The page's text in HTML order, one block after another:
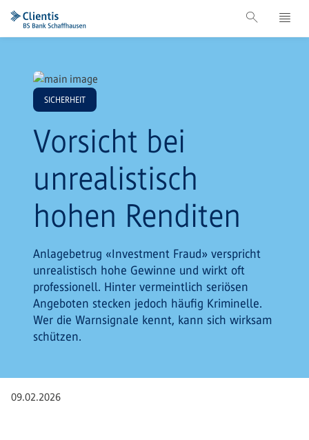
SICHERHEIT
Vorsicht bei
unrealistisch
hohen Renditen
Anlagebetrug «Investment Fraud» verspricht
unrealistisch hohe Gewinne und wirkt oft
professionell. Hinter vermeintlich seriösen
Angeboten stecken jedoch häufig Kriminelle.
Wer die Warnsignale kennt, kann sich wirksam
schützen.
09.02.2026